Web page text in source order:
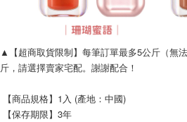
▲【超商取貨限制】每筆訂單最多5公斤（無
斤，請選擇賣家宅配。謝謝配合！
【商品規格】1入 (產地：中國)
【保存期限】3年